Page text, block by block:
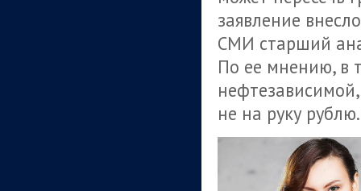
заявление
СМИ старший
По ее мнению, в
не на руку рублю.